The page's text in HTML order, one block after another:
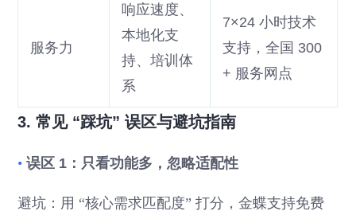
服务力
响应速度、
本地化支
持、培训体
系
7×24 小时技术
支持，全国 300
+ 服务网点
3. 常见 “踩坑” 误区与避坑指南
•误区 1：只看功能多，忽略适配性
避坑：用 “核心需求匹配度” 打分，金蝶支持免费